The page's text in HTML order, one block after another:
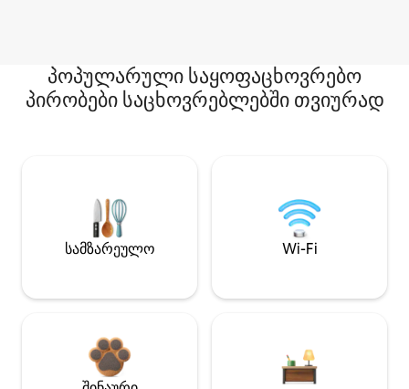
პოპულარული საყოფაცხოვრებო
პირობები საცხოვრებლებში თვიურად
სამზარეულო Wi-Fi